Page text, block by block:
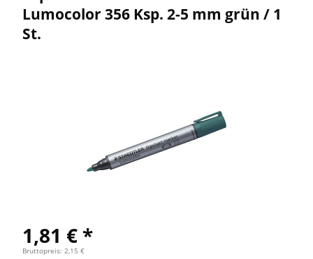
Lumocolor 356 Ksp. 2-5 mm grün / 1
St.
1,81 € *
Bruttopreis: 2,15 €